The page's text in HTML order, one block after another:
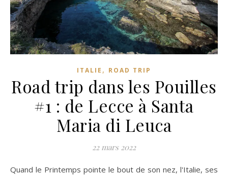
ITALIE , ROAD TRIP
Road trip dans les Pouilles
#1 : de Lecce à Santa
Maria di Leuca
22 mars 2022
Quand le Printemps pointe le bout de son nez, l'Italie, ses